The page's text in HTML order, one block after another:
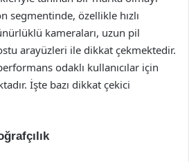
segmentinde, özellikle hızlı
kameraları, uzun pil
arayüzleri ile dikkat çekmektedir.
odaklı kullanıcılar için
İşte bazı dikkat çekici